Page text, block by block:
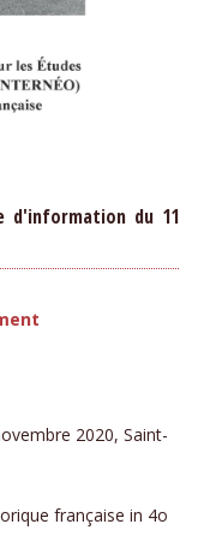
d'information du 11
2020, Saint-
française in 4o